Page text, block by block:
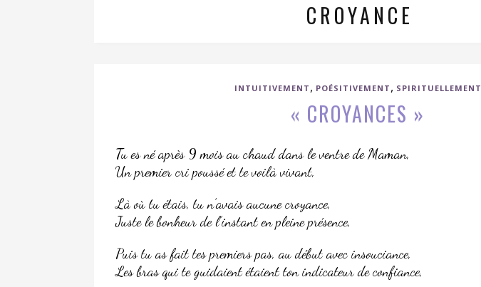
CROYANCE
INTUITIVEMENT , POÉSITIVEMENT , SPIRITUELLEMENT
« CROYANCES »
Tu es né après 9 mois au chaud dans le ventre de Maman,
Un premier cri poussé et te voilà vivant,
Là où tu étais, tu n’avais aucune croyance,
Juste le bonheur de l’instant en pleine présence,
Puis tu as fait tes premiers pas, au début avec insouciance,
Les bras qui te guidaient étaient ton indicateur de confiance,